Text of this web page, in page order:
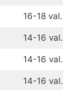
16-18 val.
14-16 val.
14-16 val.
14-16 val.